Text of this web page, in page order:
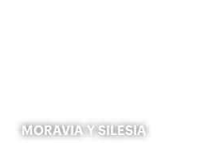
MORAVIA Y SILESIA